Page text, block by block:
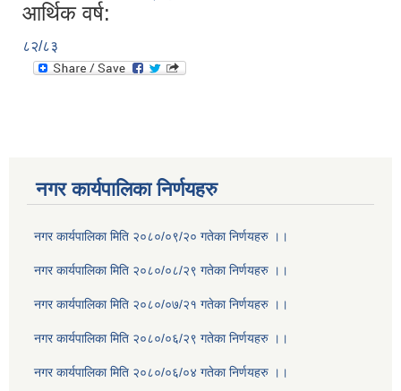
आर्थिक वर्ष:
८२/८३
नगर कार्यपालिका निर्णयहरु
नगर कार्यपालिका मिति २०८०/०९/२० गतेका निर्णयहरु ।।
नगर कार्यपालिका मिति २०८०/०८/२९ गतेका निर्णयहरु ।।
नगर कार्यपालिका मिति २०८०/०७/२१ गतेका निर्णयहरु ।।
नगर कार्यपालिका मिति २०८०/०६/२९ गतेका निर्णयहरु ।।
नगर कार्यपालिका मिति २०८०/०६/०४ गतेका निर्णयहरु ।।